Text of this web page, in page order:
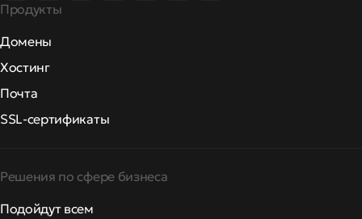
Продукты
Домены
Хостинг
Почта
SSL-сертификаты
Решения по сфере бизнеса
Подойдут всем